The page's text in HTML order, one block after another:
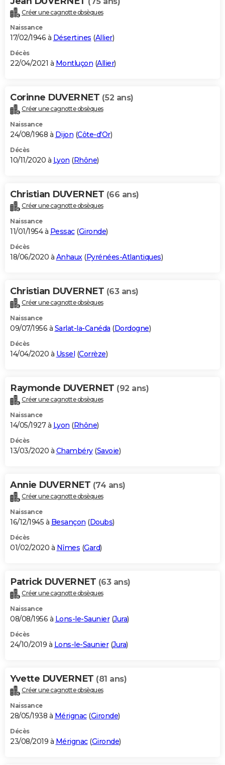
Créer une cagnotte obsèques
Naissance
17/02/1946 à Désertines (Allier)
Décès
22/04/2021 à Montluçon (Allier)
Corinne DUVERNET (52 ans)
Créer une cagnotte obsèques
Naissance
24/08/1968 à Dijon (Côte-d'Or)
Décès
10/11/2020 à Lyon (Rhône)
Christian DUVERNET (66 ans)
Créer une cagnotte obsèques
Naissance
11/01/1954 à Pessac(Gironde)
Décès
18/06/2020 à Anhaux(Pyrénées-Atlantiques)
Christian DUVERNET (63 ans)
Créer une cagnotte obsèques
Naissance
09/07/1956 à Sarlat-la-Canéda (Dordogne)
Décès
14/04/2020 à Ussel (Corrèze)
Raymonde DUVERNET (92 ans)
Créer une cagnotte obsèques
Naissance
14/05/1927 à Lyon (Rhône)
Décès
13/03/2020 à Chambéry(Savoie)
Annie DUVERNET (74 ans)
Créer une cagnotte obsèques
Naissance
16/12/1945 à Besançon (Doubs)
Décès
01/02/2020 à Nîmes (Gard)
Patrick DUVERNET (63 ans)
Créer une cagnotte obsèques
Naissance
08/08/1956 à Lons-le-Saunier(Jura)
Décès
24/10/2019 à Lons-le-Saunier(Jura)
Yvette DUVERNET (81 ans)
Créer une cagnotte obsèques
Naissance
28/05/1938 à Mérignac(Gironde)
Décès
23/08/2019 à Mérignac(Gironde)